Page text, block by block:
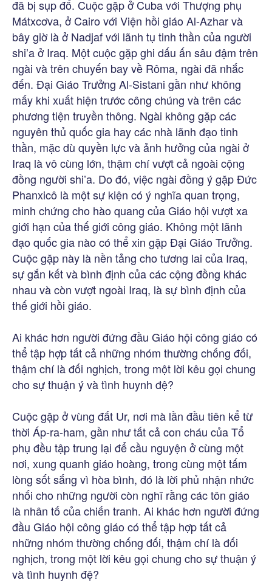
đã bị sụp đổ. Cuộc gặp ở Cuba với Thượng phụ
Mátxcơva, ở Cairo với Viện hồi giáo Al-Azhar và
bây giờ là ở Nadjaf với lãnh tụ tinh thần của người
shi’a ở Iraq. Một cuộc gặp ghi dấu ấn sâu đậm trên
ngài và trên chuyến bay về Rôma, ngài đã nhắc
đến. Đại Giáo Trưởng Al-Sistani gần như không
mấy khi xuất hiện trước công chúng và trên các
phương tiện truyền thông. Ngài không gặp các
nguyên thủ quốc gia hay các nhà lãnh đạo tinh
thần, mặc dù quyền lực và ảnh hưởng của ngài ở
Iraq là vô cùng lớn, thậm chí vượt cả ngoài cộng
đồng người shi’a. Do đó, việc ngài đồng ý gặp Đức
Phanxicô là một sự kiện có ý nghĩa quan trọng,
minh chứng cho hào quang của Giáo hội vượt xa
giới hạn của thế giới công giáo. Không một lãnh
đạo quốc gia nào có thể xin gặp Đại Giáo Trưởng.
Cuộc gặp này là nền tảng cho tương lai của Iraq,
sự gắn kết và bình định của các cộng đồng khác
nhau và còn vượt ngoài Iraq, là sự bình định của
thế giới hồi giáo.
Ai khác hơn người đứng đầu Giáo hội công giáo có
thể tập hợp tất cả những nhóm thường chống đối,
thậm chí là đối nghịch, trong một lời kêu gọi chung
cho sự thuận ý và tình huynh đệ?
Cuộc gặp ở vùng đất Ur, nơi mà lần đầu tiên kể từ
thời Áp-ra-ham, gần như tất cả con cháu của Tổ
phụ đều tập trung lại để cầu nguyện ở cùng một
nơi, xung quanh giáo hoàng, trong cùng một tấm
lòng sốt sắng vì hòa bình, đó là lời phủ nhận nhức
nhối cho những người còn nghĩ rằng các tôn giáo
là nhân tố của chiến tranh. Ai khác hơn người đứng
đầu Giáo hội công giáo có thể tập hợp tất cả
những nhóm thường chống đối, thậm chí là đối
nghịch, trong một lời kêu gọi chung cho sự thuận ý
và tình huynh đệ?